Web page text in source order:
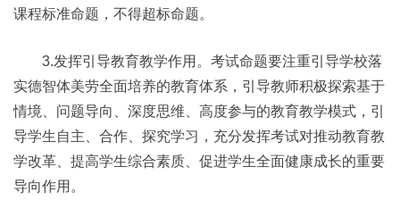
课程标准命题，不得超标命题。
3.发挥引导教育教学作用。考试命题要注重引导学校落
实德智体美劳全面培养的教育体系，引导教师积极探索基于
情境、问题导向、深度思维、高度参与的教育教学模式，引
导学生自主、合作、探究学习，充分发挥考试对推动教育教
学改革、提高学生综合素质、促进学生全面健康成长的重要
导向作用。